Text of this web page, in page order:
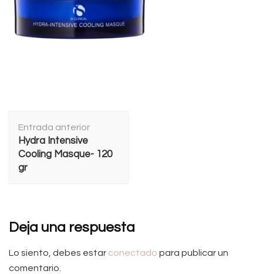
de
entradas
Entrada anterior
Hydra Intensive
Cooling Masque- 120
gr
Deja una respuesta
Lo siento, debes estar conectado para publicar un
comentario.